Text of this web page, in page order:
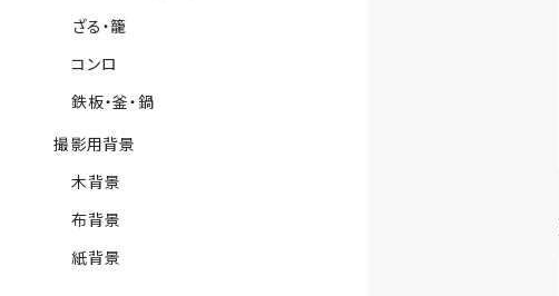
ざる・籠
コンロ
鉄板・釜・鍋
撮影用背景
木背景
布背景
紙背景